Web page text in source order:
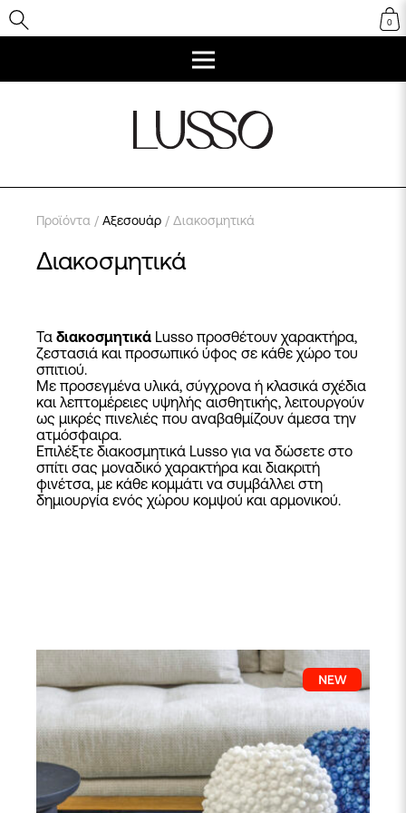
0
Προϊόντα / Αξεσουάρ / Διακοσμητικά
Διακοσμητικά
Τα διακοσμητικά Lusso προσθέτουν χαρακτήρα,
ζεστασιά και προσωπικό ύφος σε κάθε χώρο του
σπιτιού.
Με προσεγμένα υλικά, σύγχρονα ή κλασικά σχέδια
και λεπτομέρειες υψηλής αισθητικής, λειτουργούν
ως μικρές πινελιές που αναβαθμίζουν άμεσα την
ατμόσφαιρα.
Επιλέξτε διακοσμητικά Lusso για να δώσετε στο
σπίτι σας μοναδικό χαρακτήρα και διακριτή
φινέτσα, με κάθε κομμάτι να συμβάλλει στη
δημιουργία ενός χώρου κομψού και αρμονικού.